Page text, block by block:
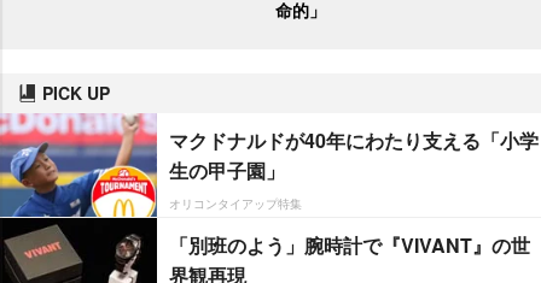
命的」
PICK UP
マクドナルドが40年にわたり支える「小学
生の甲子園」
オリコンタイアップ特集
「別班のよう」腕時計で『VIVANT』の世
界観再現